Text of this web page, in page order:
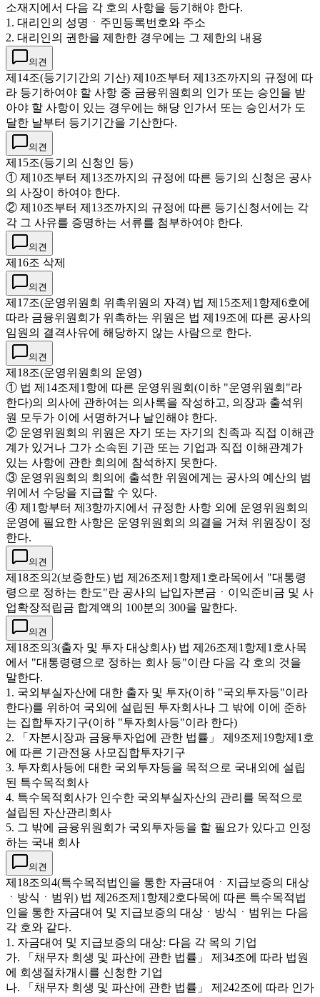
소재지에서 다음 각 호의 사항을 등기해야 한다.
1. 대리인의 성명ㆍ주민등록번호와 주소
2. 대리인의 권한을 제한한 경우에는 그 제한의 내용
의견
제14조(등기기간의 기산) 제10조부터 제13조까지의 규정에 따
라 등기하여야 할 사항 중 금융위원회의 인가 또는 승인을 받
아야 할 사항이 있는 경우에는 해당 인가서 또는 승인서가 도
달한 날부터 등기기간을 기산한다.
의견
제15조(등기의 신청인 등)
① 제10조부터 제13조까지의 규정에 따른 등기의 신청은 공사
의 사장이 하여야 한다.
② 제10조부터 제13조까지의 규정에 따른 등기신청서에는 각
각 그 사유를 증명하는 서류를 첨부하여야 한다.
의견
제16조 삭제
의견
제17조(운영위원회 위촉위원의 자격) 법 제15조제1항제6호에
따라 금융위원회가 위촉하는 위원은 법 제19조에 따른 공사의
임원의 결격사유에 해당하지 않는 사람으로 한다.
의견
제18조(운영위원회의 운영)
① 법 제14조제1항에 따른 운영위원회(이하 "운영위원회"라
한다)의 의사에 관하여는 의사록을 작성하고, 의장과 출석위
원 모두가 이에 서명하거나 날인해야 한다.
② 운영위원회의 위원은 자기 또는 자기의 친족과 직접 이해관
계가 있거나 그가 소속된 기관 또는 기업과 직접 이해관계가
있는 사항에 관한 회의에 참석하지 못한다.
③ 운영위원회의 회의에 출석한 위원에게는 공사의 예산의 범
위에서 수당을 지급할 수 있다.
④ 제1항부터 제3항까지에서 규정한 사항 외에 운영위원회의
운영에 필요한 사항은 운영위원회의 의결을 거쳐 위원장이 정
한다.
의견
제18조의2(보증한도) 법 제26조제1항제1호라목에서 "대통령
령으로 정하는 한도"란 공사의 납입자본금ㆍ이익준비금 및 사
업확장적립금 합계액의 100분의 300을 말한다.
의견
제18조의3(출자 및 투자 대상회사) 법 제26조제1항제1호사목
에서 "대통령령으로 정하는 회사 등"이란 다음 각 호의 것을
말한다.
1. 국외부실자산에 대한 출자 및 투자(이하 "국외투자등"이라
한다)를 위하여 국외에 설립된 투자회사나 그 밖에 이에 준하
는 집합투자기구(이하 "투자회사등"이라 한다)
2. 「자본시장과 금융투자업에 관한 법률」 제9조제19항제1호
에 따른 기관전용 사모집합투자기구
3. 투자회사등에 대한 국외투자등을 목적으로 국내외에 설립
된 특수목적회사
4. 특수목적회사가 인수한 국외부실자산의 관리를 목적으로
설립된 자산관리회사
5. 그 밖에 금융위원회가 국외투자등을 할 필요가 있다고 인정
하는 국내 회사
의견
제18조의4(특수목적법인을 통한 자금대여ㆍ지급보증의 대상
ㆍ방식ㆍ범위) 법 제26조제1항제2호다목에 따른 특수목적법
인을 통한 자금대여 및 지급보증의 대상ㆍ방식ㆍ범위는 다음
각 호와 같다.
1. 자금대여 및 지급보증의 대상: 다음 각 목의 기업
가. 「채무자 회생 및 파산에 관한 법률」 제34조에 따라 법원
에 회생절차개시를 신청한 기업
나. 「채무자 회생 및 파산에 관한 법률」 제242조에 따라 인가